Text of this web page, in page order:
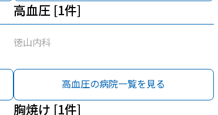
高血圧 [1件]
徳山内科
高血圧の病院一覧を見る
胸焼け [1件]